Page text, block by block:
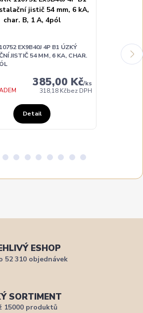
EX9B40J 4P B1 ÚZKÝ
JISTIČ 54 MM, 6 KA, CHAR.
385,00 Kč/ks
318,18 Kčbez DPH
Detail
NOARK
INSTALAČNÍ
B, 2 A, 4PÓL
ESHOP
52 310 objednávek
SORTIMENT
15000 produktů